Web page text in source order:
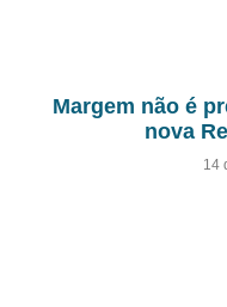
Margem não é
nova
14